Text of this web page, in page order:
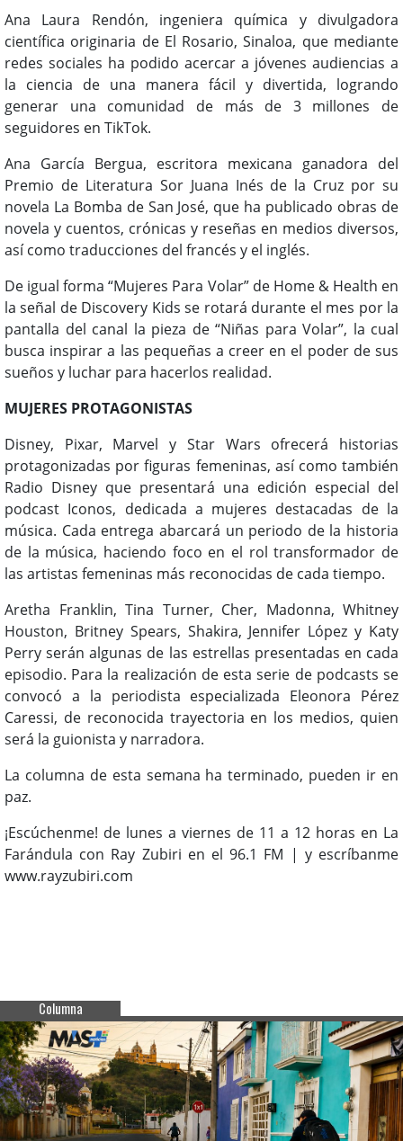
Ana Laura Rendón, ingeniera química y divulgadora
científica originaria de El Rosario, Sinaloa, que mediante
redes sociales ha podido acercar a jóvenes audiencias a
la ciencia de una manera fácil y divertida, logrando
generar una comunidad de más de 3 millones de
seguidores en TikTok.
Ana García Bergua, escritora mexicana ganadora del
Premio de Literatura Sor Juana Inés de la Cruz por su
novela La Bomba de San José, que ha publicado obras de
novela y cuentos, crónicas y reseñas en medios diversos,
así como traducciones del francés y el inglés.
De igual forma “Mujeres Para Volar” de Home & Health en
la señal de Disco­very Kids se rotará durante el mes por la
pantalla del canal la pieza de “Niñas para Volar”, la cual
busca inspirar a las pequeñas a creer en el poder de sus
sueños y luchar para hacerlos realidad.
MUJERES PROTAGONISTAS
Disney, Pixar, Marvel y Star Wars ofrecerá historias
protagonizadas por figuras femeninas, así como también
Radio Disney que presentará una edición especial del
podcast Iconos, dedicada a mujeres destacadas de la
música. Cada entrega abarcará un periodo de la historia
de la música, haciendo foco en el rol transformador de
las artistas femeninas más reconocidas de cada tiempo.
Aretha Franklin, Tina Turner, Cher, Madonna, Whitney
Houston, Britney Spears, Shakira, Jennifer López y Katy
Perry serán algunas de las estrellas presentadas en cada
episodio. Para la realización de esta serie de podcasts se
convocó a la periodista especializada Eleonora Pérez
Caressi, de reconocida trayectoria en los medios, quien
será la guionista y narradora.
La columna de esta semana ha terminado, pueden ir en
paz.
¡Escúchenme! de lunes a viernes de 11 a 12 horas en La
Farándula con Ray Zubiri en el 96.1 FM | y escríbanme
www.rayzubiri.com
Columna